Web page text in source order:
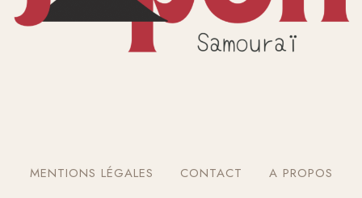
MENTIONS LÉGALES CONTACT A PROPOS